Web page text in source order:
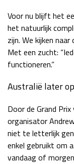
Voor nu blijft het
het natuurlijk
zijn. We kijken
Met een zucht:
functioneren.”
Australië later
Door de Grand
organisator
niet te letterlijk
enkel gebruikt om
vandaag of